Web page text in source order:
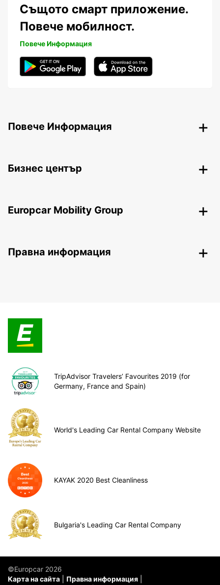
Същото смарт приложение.
Повече мобилност.
Повече Информация
Повече Информация
Бизнес център
Europcar Mobility Group
Правна информация
TripAdvisor Travelers’ Favourites 2019 (for
Germany, France and Spain)
World's Leading Car Rental Company Website
KAYAK 2020 Best Cleanliness
Bulgaria's Leading Car Rental Company
©Europcar 2026
Карта на сайта
Правна информация